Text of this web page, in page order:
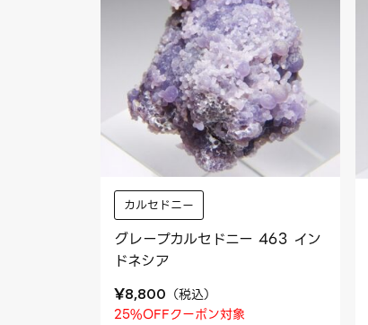
カルセドニー
グレープカルセドニー 463 イン
ドネシア
¥8,800 （税込）
25%OFFクーポン対象